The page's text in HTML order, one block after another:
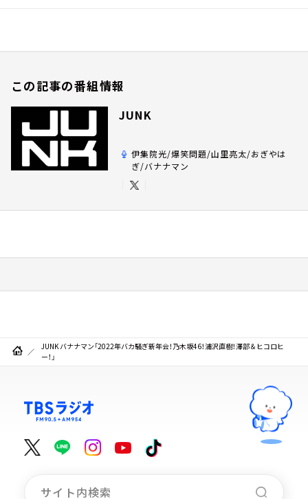
この記事の番組情報
JUNK
伊集院光/爆笑問題/山里亮太/おぎやは
ぎ/バナナマン
JUNK バナナマン「2022年バカ騒ぎ新年会！乃木坂46！浦沢直樹！澤部＆ヒコロヒ
ー！」